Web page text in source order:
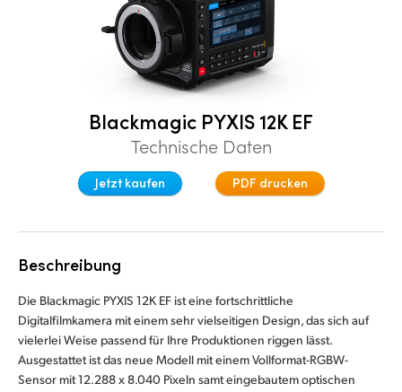
Blackmagic RAW
Denmark
Finland
India
Italy
Blackmagic PYXIS 12K EF
Technische Daten
Jetzt kaufen PDF drucken
Beschreibung
Die Blackmagic PYXIS 12K EF ist eine fortschrittliche
Digitalfilmkamera mit einem sehr vielseitigen Design, das sich auf
vielerlei Weise passend für Ihre Produktionen riggen lässt.
Ausgestattet ist das neue Modell mit einem Vollformat-RGBW-
Sensor mit 12.288 x 8.040 Pixeln samt eingebautem optischen